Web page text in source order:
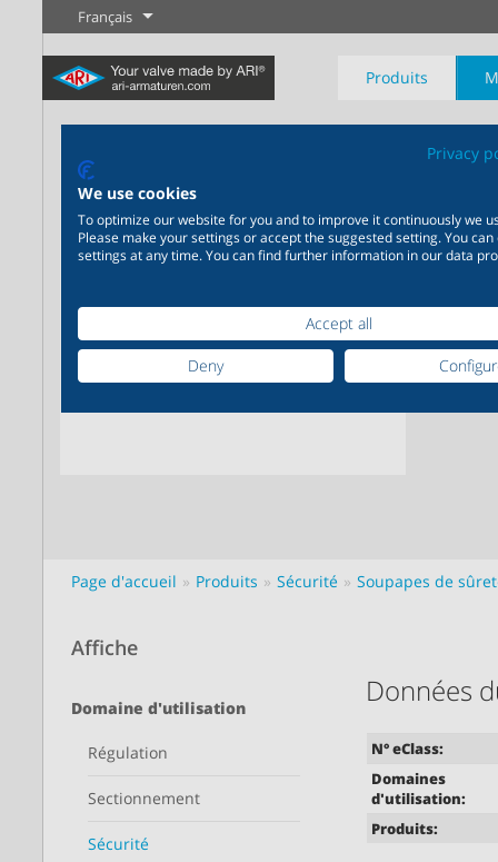
Français
Produits
Nouveautés
Plus d'information
Régulation
Plus d'information
Industrie
l’industrie – Des systèmes
pour les applications
industrielles les plus
variées
Chimie
chimie – Des solutions
parfaitement coordonnées
en fonction de vos besoins
individuels
Digital Service
Page d'accueil Produits Sécurité Soupapes de
Données
N° eClass:
Domaines
d'utilisation:
Produits:
Affiche
Domaine d'utilisation
Régulation
Sectionnement
Sécurité
Privacy
We use cookies
To optimize our website for you and to improve it continuously we
Please make your settings or accept the suggested setting. You
settings at any time. You can find further information in our data
Accept all
Deny